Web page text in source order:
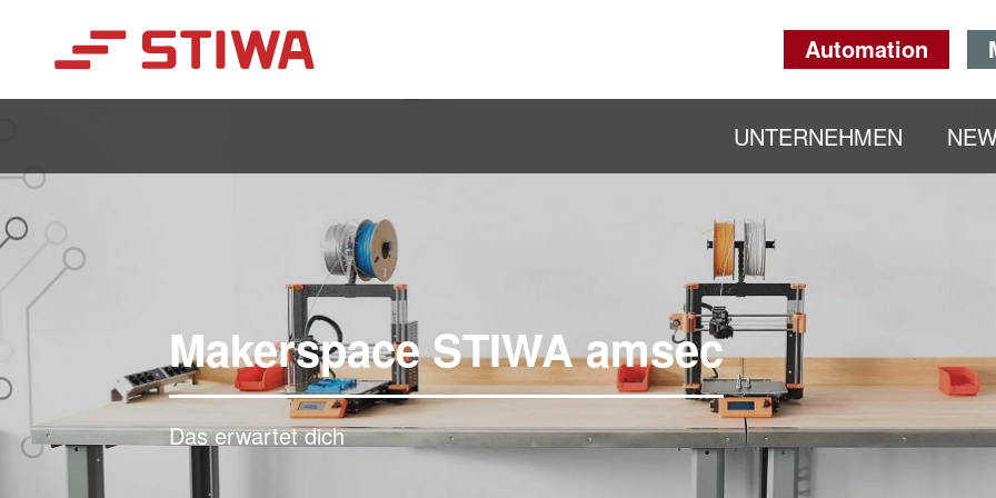
Automation
UNTERNEHMEN
Makerspace STIWA amsec
Das erwartet dich